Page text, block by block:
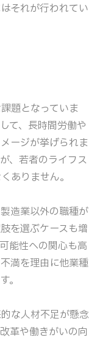
それが行われてい
題となっていま
て、長時間労働や
ージが挙げられま
、若者のライフス
ありません。
造業以外の職種が
を選ぶケースも増
能性への関心も高
満を理由に他業種
。
な人材不足が懸念
革や働きがいの向